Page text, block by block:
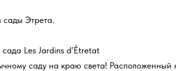
сады Этрета.
Les Jardins d’Étretat
саду на краю света!